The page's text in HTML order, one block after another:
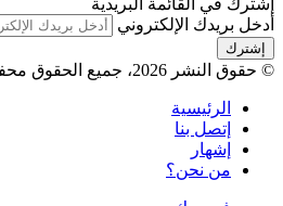
أدخل بريدك الإلكتروني
© حقوق النشر 2026، جميع الحقوق محفوظة |
الرئيسية
إتصل بنا
إشهار
من نحن؟